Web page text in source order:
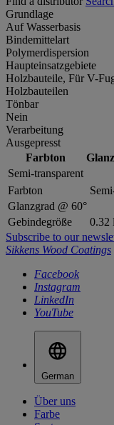
Grundlage
Auf Wasserbasis
Bindemittelart
Polymerdispersion
Haupteinsatzgebiete
Holzbauteile, Für V-
Holzbauteilen
Tönbar
Nein
Verarbeitung
Ausgepresst
Farbton
Semi-transparent
Farbton
Glanzgrad @ 60°
Gebindegröße
0.32 l
Subscribe to our
Sikkens Wood Coatings
Facebook
Instagram
LinkedIn
YouTube
German
Über uns
Farbe